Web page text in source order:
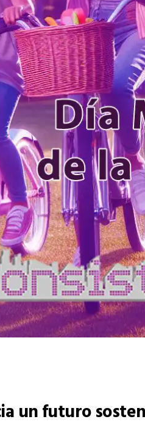
un futuro